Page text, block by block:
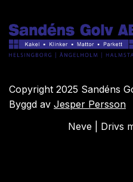
Copyright 2025 Sandéns
Byggd av Jesper Persson
Neve | Drivs